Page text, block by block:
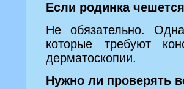
Если родинка
Не обязательно.
которые требуют
дерматоскопии.
Нужно ли проверять